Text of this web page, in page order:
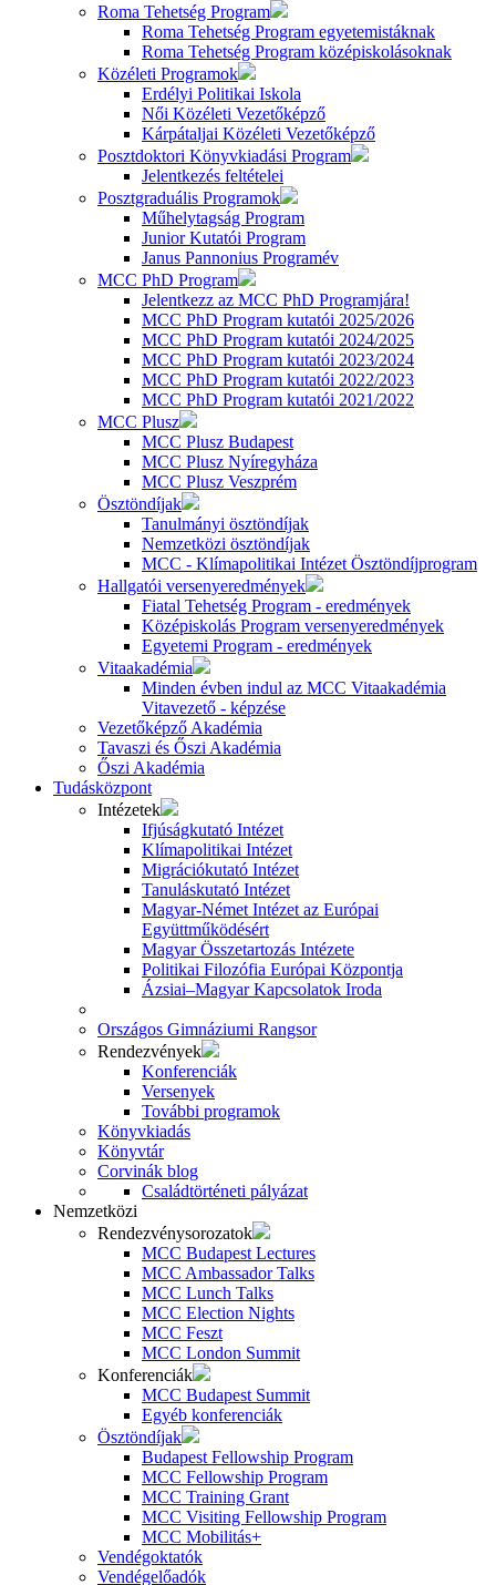
Roma Tehetség Program
Roma Tehetség Program egyetemistáknak
Roma Tehetség Program középiskolásoknak
Közéleti Programok
Erdélyi Politikai Iskola
Női Közéleti Vezetőképző
Kárpátaljai Közéleti Vezetőképző
Posztdoktori Könyvkiadási Program
Jelentkezés feltételei
Posztgraduális Programok
Műhelytagság Program
Junior Kutatói Program
Janus Pannonius Programév
MCC PhD Program
Jelentkezz az MCC PhD Programjára!
MCC PhD Program kutatói 2025/2026
MCC PhD Program kutatói 2024/2025
MCC PhD Program kutatói 2023/2024
MCC PhD Program kutatói 2022/2023
MCC PhD Program kutatói 2021/2022
MCC Plusz
MCC Plusz Budapest
MCC Plusz Nyíregyháza
MCC Plusz Veszprém
Ösztöndíjak
Tanulmányi ösztöndíjak
Nemzetközi ösztöndíjak
MCC - Klímapolitikai Intézet Ösztöndíjprogram
Hallgatói versenyeredmények
Fiatal Tehetség Program - eredmények
Középiskolás Program versenyeredmények
Egyetemi Program - eredmények
Vitaakadémia
Minden évben indul az MCC Vitaakadémia
Vitavezető - képzése
Vezetőképző Akadémia
Tavaszi és Őszi Akadémia
Őszi Akadémia
Tudásközpont
Intézetek
Ifjúságkutató Intézet
Klímapolitikai Intézet
Migrációkutató Intézet
Tanuláskutató Intézet
Magyar-Német Intézet az Európai
Együttműködésért
Magyar Összetartozás Intézete
Politikai Filozófia Európai Központja
Ázsiai–Magyar Kapcsolatok Iroda
Országos Gimnáziumi Rangsor
Rendezvények
Konferenciák
Versenyek
További programok
Könyvkiadás
Könyvtár
Corvinák blog
Családtörténeti pályázat
Nemzetközi
Rendezvénysorozatok
MCC Budapest Lectures
MCC Ambassador Talks
MCC Lunch Talks
MCC Election Nights
MCC Feszt
MCC London Summit
Konferenciák
MCC Budapest Summit
Egyéb konferenciák
Ösztöndíjak
Budapest Fellowship Program
MCC Fellowship Program
MCC Training Grant
MCC Visiting Fellowship Program
MCC Mobilitás+
Vendégoktatók
Vendégelőadók